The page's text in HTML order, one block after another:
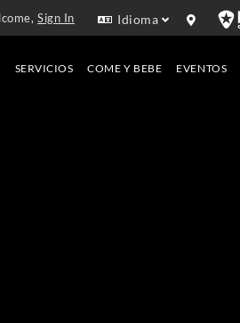
Sign In Idioma
SERVICIOS COME Y BEBE EVENTOS